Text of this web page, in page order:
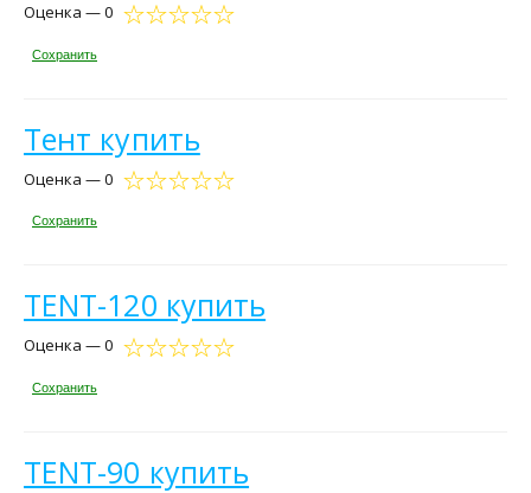
Оценка — 0
Сохранить
Тент купить
Оценка — 0
Сохранить
TENT-120 купить
Оценка — 0
Сохранить
TENT-90 купить